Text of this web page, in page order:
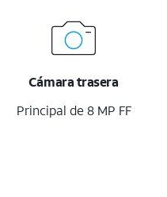
Cámara trasera
Principal de 8 MP FF